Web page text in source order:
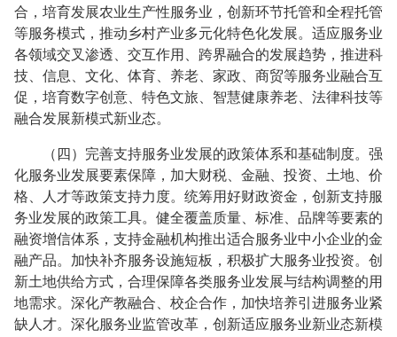
合，培育发展农业生产性服务业，创新环节托管和全程托管
等服务模式，推动乡村产业多元化特色化发展。适应服务业
各领域交叉渗透、交互作用、跨界融合的发展趋势，推进科
技、信息、文化、体育、养老、家政、商贸等服务业融合互
促，培育数字创意、特色文旅、智慧健康养老、法律科技等
融合发展新模式新业态。
（四）完善支持服务业发展的政策体系和基础制度。强
化服务业发展要素保障，加大财税、金融、投资、土地、价
格、人才等政策支持力度。统筹用好财政资金，创新支持服
务业发展的政策工具。健全覆盖质量、标准、品牌等要素的
融资增信体系，支持金融机构推出适合服务业中小企业的金
融产品。加快补齐服务设施短板，积极扩大服务业投资。创
新土地供给方式，合理保障各类服务业发展与结构调整的用
地需求。深化产教融合、校企合作，加快培养引进服务业紧
缺人才。深化服务业监管改革，创新适应服务业新业态新模